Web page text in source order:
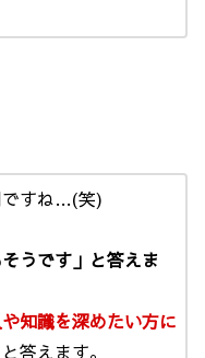
ですね…(笑)
うです」と答えま
知識を深めたい方に
と答えます。